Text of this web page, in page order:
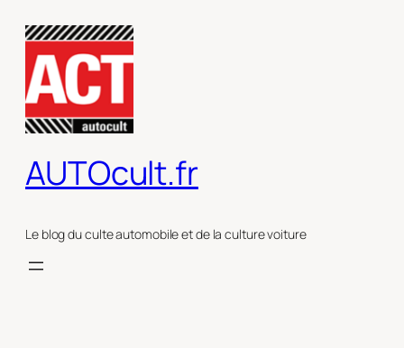
contenu
AUTOcult.fr
Le blog du culte automobile et de la culture voiture